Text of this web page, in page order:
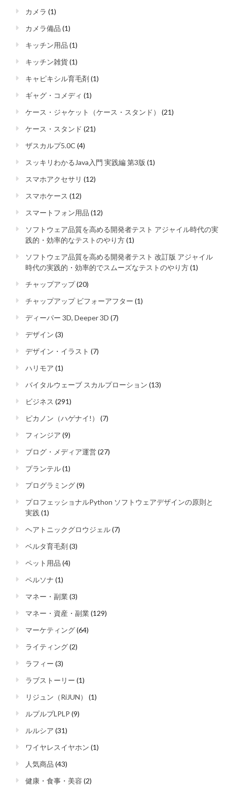
カメラ (1)
カメラ備品 (1)
キッチン用品 (1)
キッチン雑貨(1)
キャピキシル育毛剤 (1)
ギャグ・コメディ (1)
ケース・ジャケット（ケース・スタンド）
(21)
ケース・スタンド (21)
ザスカルプ5.0C (4)
スッキリわかるJava入門 実践編 第3版 (1)
スマホアクセサリ (12)
スマホケース (12)
スマートフォン用品 (12)
ソフトウェア品質を高める開発者テスト アジャイル時代の実
践的・効率的なテストのやり方(1)
ソフトウェア品質を高める開発者テスト 改訂版 アジャイル
時代の実践的・効率的でスムーズなテストのやり方(1)
チャップアップ(20)
チャップアップ ビフォーアフター (1)
ディーパー 3D, Deeper 3D (7)
デザイン (3)
デザイン・イラスト (7)
ハリモア (1)
バイタルウェーブ スカルプローション (13)
ビジネス (291)
ピカノン（ハゲナイ!）
(7)
フィンジア (9)
ブログ・メディア運営(27)
プランテル(1)
プログラミング(9)
プロフェッショナルPython ソフトウェアデザインの原則と
実践(1)
ヘアトニックグロウジェル(7)
ベルタ育毛剤 (3)
ペット用品 (4)
ペルソナ (1)
マネー・副業(3)
マネー・資産・副業(129)
マーケティング(64)
ライティング(2)
ラフィー (3)
ラブストーリー (1)
リジュン（RiJUN）
(1)
ルプルプLPLP (9)
ルルシア (31)
ワイヤレスイヤホン (1)
人気商品 (43)
健康・食事・美容 (2)